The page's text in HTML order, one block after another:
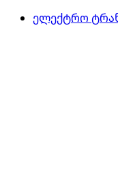
ელექტრო